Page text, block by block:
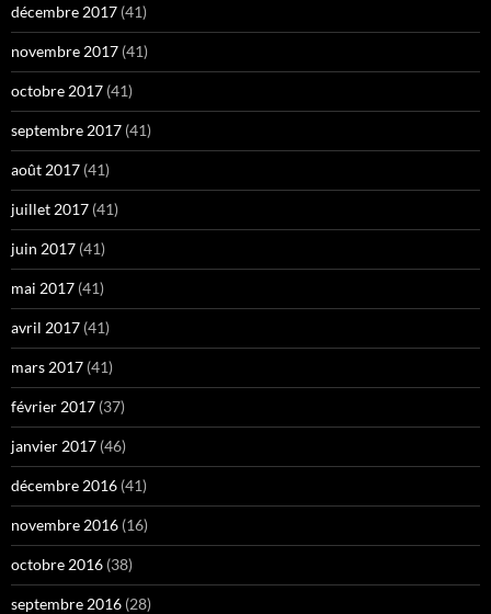
décembre 2017 (41)
novembre 2017 (41)
octobre 2017 (41)
septembre 2017 (41)
août 2017 (41)
juillet 2017 (41)
juin 2017 (41)
mai 2017 (41)
avril 2017 (41)
mars 2017 (41)
février 2017 (37)
janvier 2017 (46)
décembre 2016 (41)
novembre 2016 (16)
octobre 2016 (38)
septembre 2016 (28)